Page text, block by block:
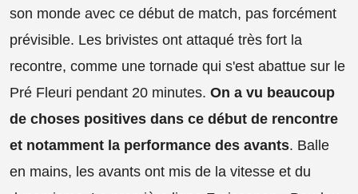
son monde avec ce début de match, pas forcément
prévisible. Les brivistes ont attaqué très fort la
recontre, comme une tornade qui s'est abattue sur le
Pré Fleuri pendant 20 minutes. On a vu beaucoup
de choses positives dans ce début de rencontre
et notamment la performance des avants. Balle
en mains, les avants ont mis de la vitesse et du